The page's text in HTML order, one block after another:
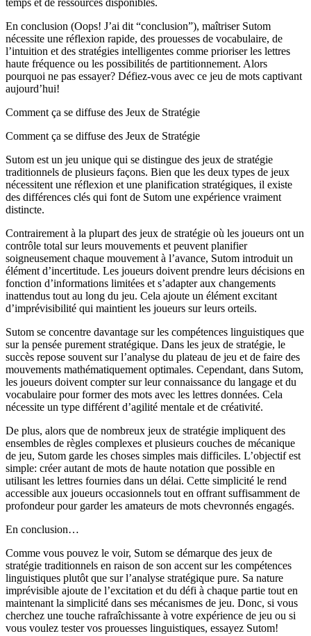
temps et de ressources disponibles.
En conclusion (Oops! J’ai dit “conclusion”), maîtriser Sutom
nécessite une réflexion rapide, des prouesses de vocabulaire, de
l’intuition et des stratégies intelligentes comme prioriser les lettres
haute fréquence ou les possibilités de partitionnement. Alors
pourquoi ne pas essayer? Défiez-vous avec ce jeu de mots captivant
aujourd’hui!
Comment ça se diffuse des Jeux de Stratégie
Comment ça se diffuse des Jeux de Stratégie
Sutom est un jeu unique qui se distingue des jeux de stratégie
traditionnels de plusieurs façons. Bien que les deux types de jeux
nécessitent une réflexion et une planification stratégiques, il existe
des différences clés qui font de Sutom une expérience vraiment
distincte.
Contrairement à la plupart des jeux de stratégie où les joueurs ont un
contrôle total sur leurs mouvements et peuvent planifier
soigneusement chaque mouvement à l’avance, Sutom introduit un
élément d’incertitude. Les joueurs doivent prendre leurs décisions en
fonction d’informations limitées et s’adapter aux changements
inattendus tout au long du jeu. Cela ajoute un élément excitant
d’imprévisibilité qui maintient les joueurs sur leurs orteils.
Sutom se concentre davantage sur les compétences linguistiques que
sur la pensée purement stratégique. Dans les jeux de stratégie, le
succès repose souvent sur l’analyse du plateau de jeu et de faire des
mouvements mathématiquement optimales. Cependant, dans Sutom,
les joueurs doivent compter sur leur connaissance du langage et du
vocabulaire pour former des mots avec les lettres données. Cela
nécessite un type différent d’agilité mentale et de créativité.
De plus, alors que de nombreux jeux de stratégie impliquent des
ensembles de règles complexes et plusieurs couches de mécanique
de jeu, Sutom garde les choses simples mais difficiles. L’objectif est
simple: créer autant de mots de haute notation que possible en
utilisant les lettres fournies dans un délai. Cette simplicité le rend
accessible aux joueurs occasionnels tout en offrant suffisamment de
profondeur pour garder les amateurs de mots chevronnés engagés.
En conclusion…
Comme vous pouvez le voir, Sutom se démarque des jeux de
stratégie traditionnels en raison de son accent sur les compétences
linguistiques plutôt que sur l’analyse stratégique pure. Sa nature
imprévisible ajoute de l’excitation et du défi à chaque partie tout en
maintenant la simplicité dans ses mécanismes de jeu. Donc, si vous
cherchez une touche rafraîchissante à votre expérience de jeu ou si
vous voulez tester vos prouesses linguistiques, essayez Sutom!